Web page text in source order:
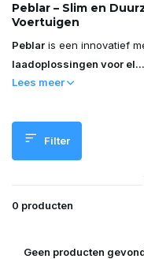
Peblar – Slim en
Voertuigen
Peblar is een innovatief
laadoplossingen voor el...
Lees meer
Filter
0 producten
Geen producten